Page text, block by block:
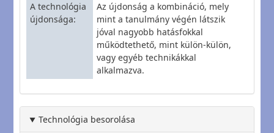
A technológia
újdonsága
Az újdonság a kombináció, mely
mint a tanulmány végén látszik
jóval nagyobb hatásfokkal
működtethető, mint külön-külön,
vagy egyéb technikákkal
alkalmazva.
Technológia besorolása